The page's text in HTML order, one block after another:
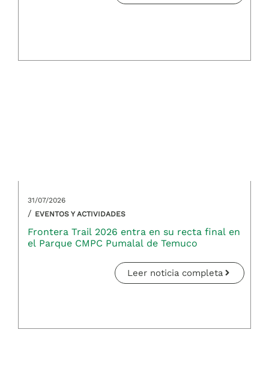
31/07/2026
/ EVENTOS Y ACTIVIDADES
Frontera Trail 2026 entra en su recta final en
el Parque CMPC Pumalal de Temuco
Leer noticia completa